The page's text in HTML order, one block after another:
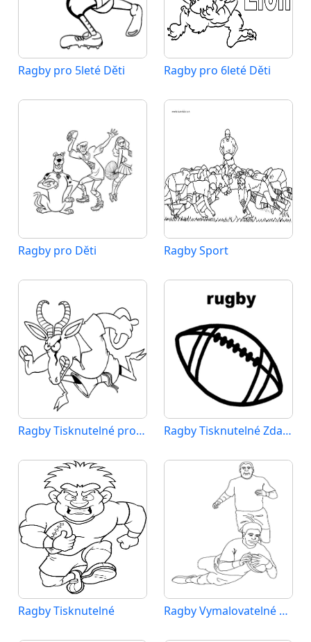
Ragby pro 5leté Děti Ragby pro 6leté Děti
Ragby pro Děti Ragby Sport
Ragby Tisknutelné pro Děti Ragby Tisknutelné Zdarma
Ragby Tisknutelné Ragby Vymalovatelné pro Děti